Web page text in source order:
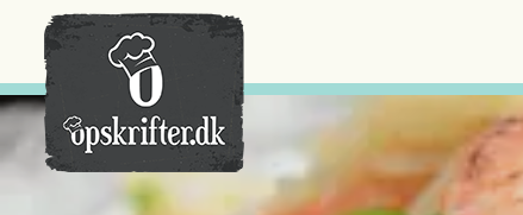
Der er ingen varer i din kurv.